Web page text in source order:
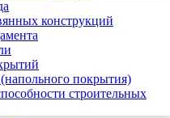
конструкций
покрытия)
строительных